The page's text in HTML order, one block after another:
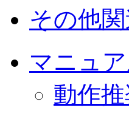
その他
マニュ
動作